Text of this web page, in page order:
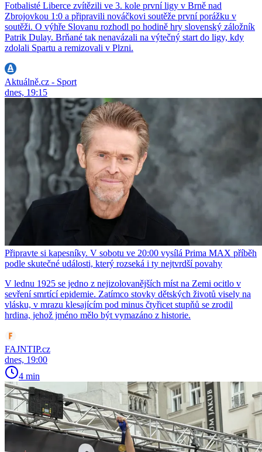
Fotbalisté Liberce zvítězili ve 3. kole první ligy v Brně nad
Zbrojovkou 1:0 a připravili nováčkovi soutěže první porážku v
soutěži. O výhře Slovanu rozhodl po hodině hry slovenský záložník
Patrik Dulay. Brňané tak nenavázali na výtečný start do ligy, kdy
zdolali Spartu a remizovali v Plzni.
Aktuálně.cz - Sport
dnes, 19:15
Připravte si kapesníky. V sobotu ve 20:00 vysílá Prima MAX příběh
podle skutečné události, který rozseká i ty nejtvrdší povahy
V lednu 1925 se jedno z nejizolovanějších míst na Zemi ocitlo v
sevření smrtící epidemie. Zatímco stovky dětských životů visely na
vlásku, v mrazu klesajícím pod minus čtyřicet stupňů se zrodil
hrdina, jehož jméno mělo být vymazáno z historie.
FAJNTIP.cz
dnes, 19:00
4 min